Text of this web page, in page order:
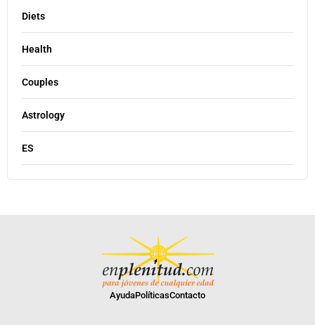
Diets
Health
Couples
Astrology
ES
AyudaPolíticasContacto